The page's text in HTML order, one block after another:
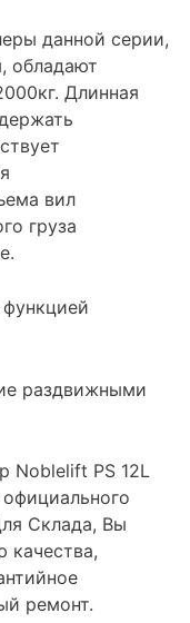
данной серии,
обладают
Длинная
вил
груза
раздвижными
Noblelift PS 12L
Склада, Вы
качества,
ремонт.